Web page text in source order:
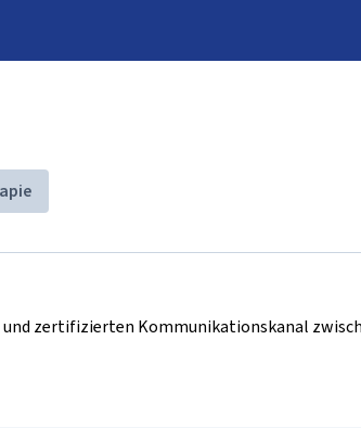
zertifizierten Kommunikationskanal